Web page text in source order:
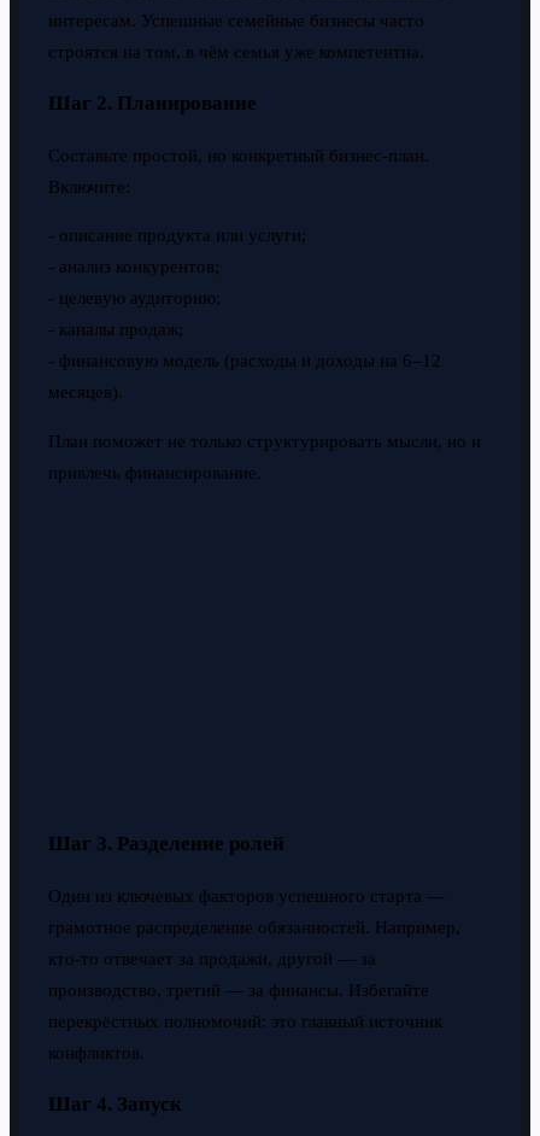
интересам. Успешные семейные бизнесы часто
строятся на том, в чём семья уже компетентна.
Шаг 2. Планирование
Составьте простой, но конкретный бизнес-план.
Включите:
- описание продукта или услуги;
- анализ конкурентов;
- целевую аудиторию;
- каналы продаж;
- финансовую модель (расходы и доходы на 6–12
месяцев).
План поможет не только структурировать мысли, но и
привлечь финансирование.
Шаг 3. Разделение ролей
Один из ключевых факторов успешного старта —
грамотное распределение обязанностей. Например,
кто-то отвечает за продажи, другой — за
производство, третий — за финансы. Избегайте
перекрёстных полномочий: это главный источник
конфликтов.
Шаг 4. Запуск